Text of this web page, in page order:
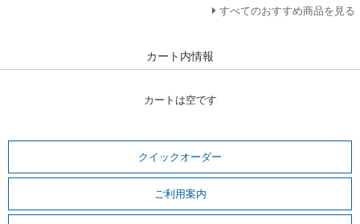
すべてのおすすめ商品を見る
カート内情報
カートは空です
クイックオーダー
ご利用案内